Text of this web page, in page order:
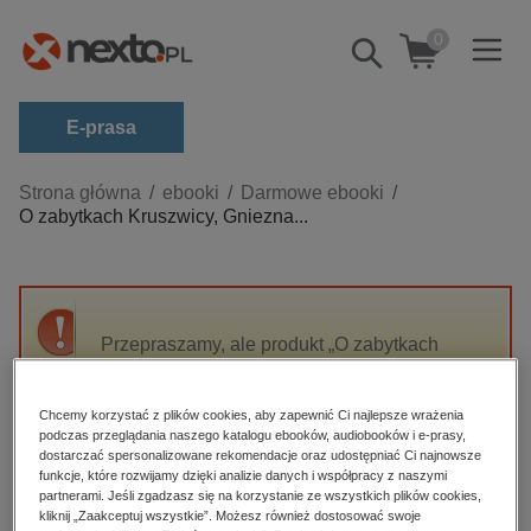
Pokaż/schowaj
wyszukiwarkę
0
E-prasa
Kategorie
Zobacz wszystkie E-prasa
budownictwo, aranżacja wnętrz
darmowe wydania
edukacja
hobby, sport, rozrywka
komputery, internet, technologie, informatyka
Strona główna ebooki
Darmowe ebooki
O zabytkach Kruszwicy, Gniezna...
Przepraszamy, ale produkt „O zabytkach
Kruszwicy, Gniezna i Krakowa oraz
Gołańczy, Żnina, Gąsawy, Pakości, Kościelca,
Inowrocławia, Strzelna i Mogilna” nie jest
dostępny.
Chcemy korzystać z plików cookies, aby zapewnić Ci najlepsze wrażenia
podczas przeglądania naszego katalogu ebooków, audiobooków i e-prasy,
dostarczać spersonalizowane rekomendacje oraz udostępniać Ci najnowsze
funkcje, które rozwijamy dzięki analizie danych i współpracy z naszymi
partnerami. Jeśli zgadzasz się na korzystanie ze wszystkich plików cookies,
kliknij „Zaakceptuj wszystkie”. Możesz również dostosować swoje